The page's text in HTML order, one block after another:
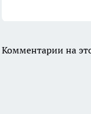
Комментарии на